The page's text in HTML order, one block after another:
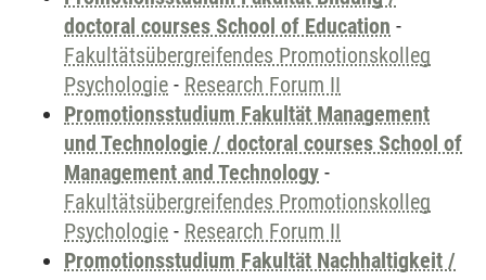
doctoral courses School of Education -
Fakultätsübergreifendes Promotionskolleg
Psychologie - Research Forum II
Promotionsstudium Fakultät Management
und Technologie / doctoral courses School of
Management and Technology -
Fakultätsübergreifendes Promotionskolleg
Psychologie - Research Forum II
Promotionsstudium Fakultät Nachhaltigkeit /